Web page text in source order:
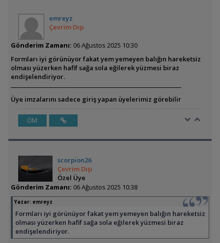
emreyz
Çevrim Dışı
Gönderim Zamanı: 06 Ağustos 2025 10:30
Formları iyi görünüyor fakat yem yemeyen balığın hareketsiz
olması yüzerken hafif sağa sola eğilerek yüzmesi biraz
endişelendiriyor.
Üye imzalarını sadece giriş yapan üyelerimiz görebilir
ÖM
scorpion26
Çevrim Dışı
Özel Üye
Gönderim Zamanı: 06 Ağustos 2025 10:38
Yazar: emreyz
Formları iyi görünüyor fakat yem yemeyen balığın hareketsiz
olması yüzerken hafif sağa sola eğilerek yüzmesi biraz
endişelendiriyor.